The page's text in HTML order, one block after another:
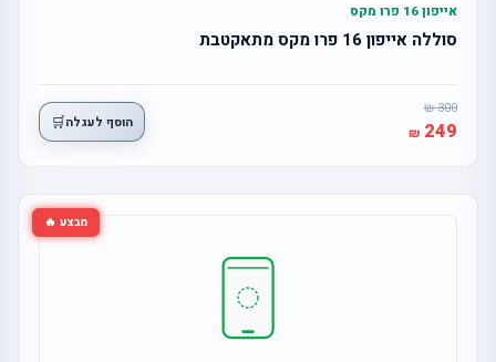
אייפון 16 פרו מקס
סוללה אייפון 16 פרו מקס מתאקטבת
300
249 הוסף לעגלה🛒
מבצע 🔥